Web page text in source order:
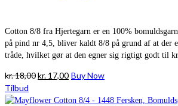
Cotton 8/8 fra Hjertegarn er en 100%
på pind nr 4,5, bliver kaldt 8/8 på grund af at der
tråde, hvilket gør at den egner sig rigtigt godt til
kr.18,00Den
pris
kr. 17,00Den
pris
Buy Now
Tilbud